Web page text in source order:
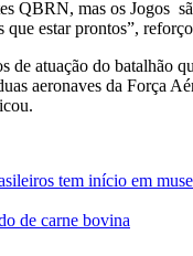
QBRN, mas os Jogos
que estar prontos”,
atuação do batalhão
aeronaves da Força
tem início em
de carne bovina